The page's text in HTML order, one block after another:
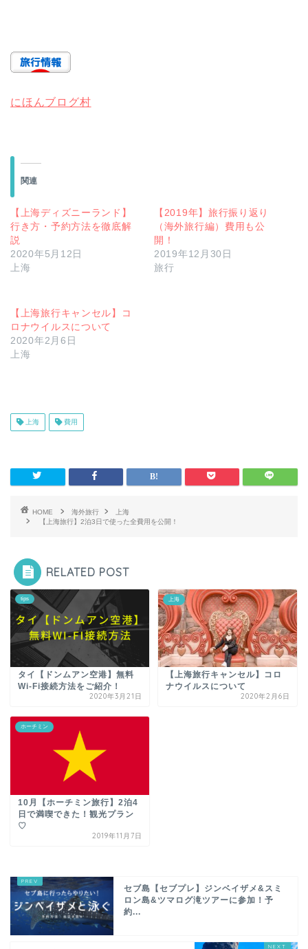
にほんブログ村
関連
【上海ディズニーランド】
行き方・予約方法を徹底解
説
2020年5月12日
上海
【2019年】旅行振り返り
（海外旅行編）費用も公
開！
2019年12月30日
旅行
【上海旅行キャンセル】コ
ロナウイルスについて
2020年2月6日
上海
上海 費用
HOME 海外旅行
上海
【上海旅行】2泊3日で使った全費用を公開！
RELATED POST
tips
タイ【ドンムアン空港】無料
Wi-Fi接続方法をご紹介！
2020年3月21日
上海
【上海旅行キャンセル】コロ
ナウイルスについて
2020年2月6日
ホーチミン
10月【ホーチミン旅行】2泊4
日で満喫できた！観光プラン
♡
2019年11月7日
セブ島【セブプレ】ジンベイザメ&スミ
ロン島&ツマログ滝ツアーに参加！予
約...